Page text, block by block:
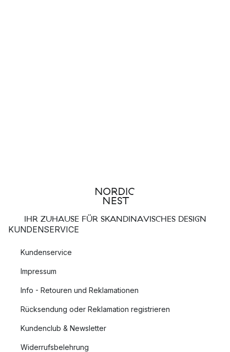
IHR ZUHAUSE FÜR SKANDINAVISCHES DESIGN
KUNDENSERVICE
Kundenservice
Impressum
Info - Retouren und Reklamationen
Rücksendung oder Reklamation registrieren
Kundenclub & Newsletter
Widerrufsbelehrung